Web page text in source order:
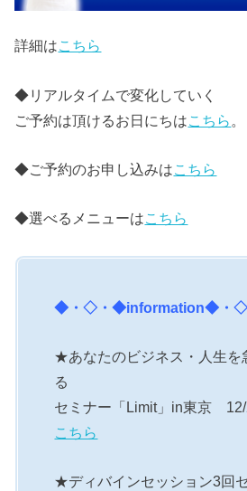
詳細はこちら
◆リアルタイムで変化していく
ご予約は頂けるお日にちはこちら 。
◆ご予約のお申し込みはこちら
◆選べるメニューはこちら
◆・◇・◆information◆・
★あなたのビジネス・人生を
る
セミナー「Limit」in東京 12/
こちら
★ディバインセッション3回